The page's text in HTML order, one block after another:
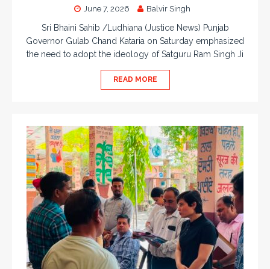
June 7, 2026 Balvir Singh
Sri Bhaini Sahib /Ludhiana (Justice News) Punjab
Governor Gulab Chand Kataria on Saturday emphasized
the need to adopt the ideology of Satguru Ram Singh Ji
READ MORE